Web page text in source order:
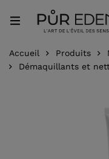
Accueil Produits
Démaquillants et